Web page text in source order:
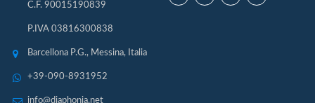
C.F. 90015190839
P.IVA 03816300838
Barcellona P.G., Messina, Italia
+39-090-8931952
info@diaphonia.net